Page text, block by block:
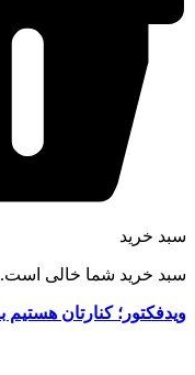
سبد خرید
سبد خرید شما خالی است.
ویدفکتور؛ کنارتان هستیم